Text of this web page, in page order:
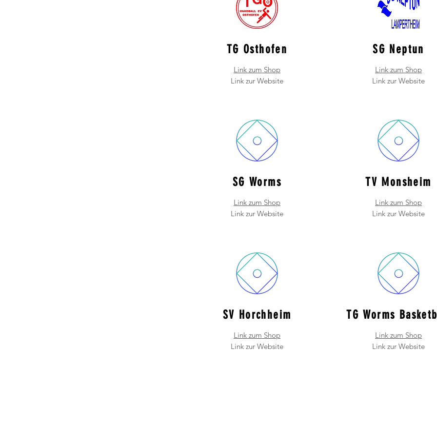
TG Osthofen
Link zum Shop
Link zur Website
SG Worms
Link zum Shop
Link zur Website
SV Horchheim
Link zum Shop
Link zur Website
SG Neptun
Link zum Shop
Link zur Website
TV Monsheim
Link zum Shop
Link zur Website
TG Worms
Link zum Shop
Link zur Website